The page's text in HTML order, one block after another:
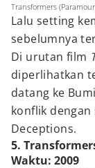
Transformers
Lalu setting
sebelumnya
Di urutan film
diperlihatkan
datang ke
konflik
Deceptions.
5.
Waktu: 2009